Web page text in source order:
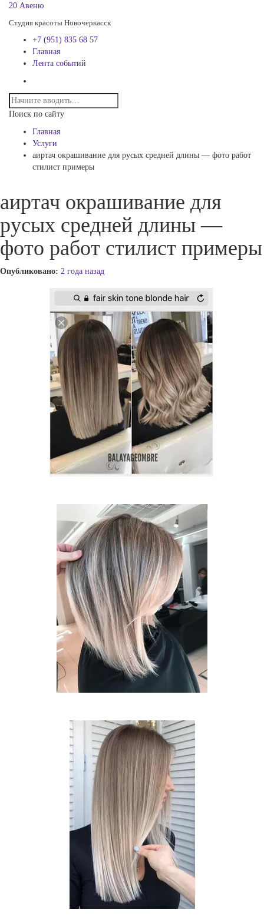
20 Авеню
Студия красоты Новочеркасск
+7 (951) 835 68 57
Главная
Лента событий
Поиск по сайту
Главная
Услуги
аиртач окрашивание для русых средней длины — фото работ
стилист примеры
аиртач окрашивание для
русых средней длины —
фото работ стилист примеры
Опубликовано: 2 года назад